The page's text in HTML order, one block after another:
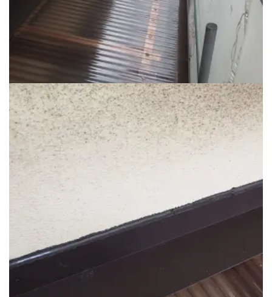
ポリカ波板張り替え